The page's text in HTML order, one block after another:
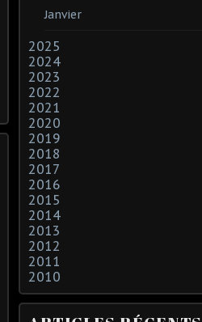
Janvier
2025
2024
2023
2022
2021
2020
2019
2018
2017
2016
2015
2014
2013
2012
2011
2010